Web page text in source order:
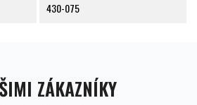
430-075
ZÁKAZNÍKY